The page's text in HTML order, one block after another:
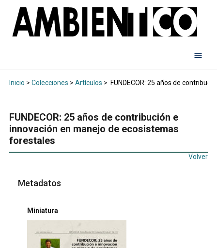
Inicio > Colecciones > Artículos > FUNDECOR: 25 años de
FUNDECOR: 25 años de contribución e
innovación en manejo de ecosistemas
forestales
Volver
Metadatos
Miniatura